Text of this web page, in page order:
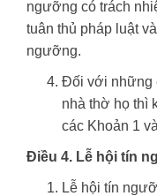
ngưỡng có trách
tuân thủ pháp luật
ngưỡng.
Đối với những
nhà thờ họ thì
các Khoản 1
Điều 4. Lễ hội tín
Lễ hội tín